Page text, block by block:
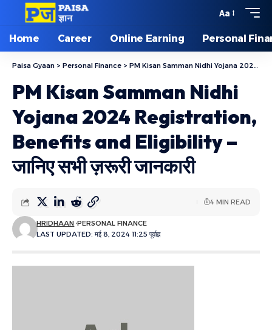
Aa
Home Career Online Earning Personal
Paisa Gyaan > Personal Finance > PM Kisan Samman Nidhi Yojana 2024 Registration, Benefits and Eligibility – जानिए सभी ज़रूरी जानकारी
PM Kisan Samman Nidhi
Yojana 2024 Registration,
Benefits and Eligibility –
जानिए सभी ज़रूरी जानकारी
LAST UPDATED: मई 8, 2024 11:25 पूर्वाह्न
HRIDHAAN PERSONAL FINANCE
4 MIN READ